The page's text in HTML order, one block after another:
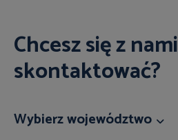
Chcesz się z nami
skontaktować?
Wybierz województwo